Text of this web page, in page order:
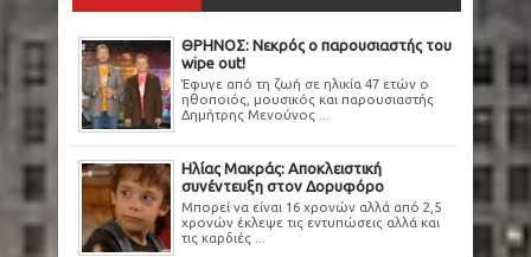
ΘΡΗΝΟΣ: Νεκρός ο παρουσιαστής του
wipe out!
Έφυγε από τη ζωή σε ηλικία 47 ετών ο
ηθοποιός, μουσικός και παρουσιαστής
Δημήτρης Μενούνος ...
Ηλίας Μακράς: Αποκλειστική
συνέντευξη στον Δορυφόρο
Μπορεί να είναι 16 χρονών αλλά από 2,5
χρονών έκλεψε τις εντυπώσεις αλλά και
τις καρδιές ...